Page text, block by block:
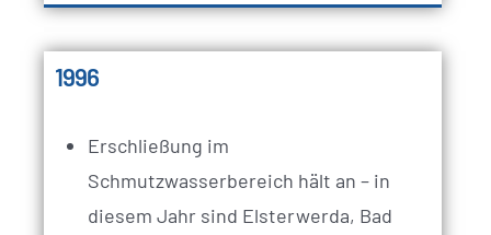
1996
Erschließung im
Schmutzwasserbereich hält an – in
diesem Jahr sind Elsterwerda, Bad